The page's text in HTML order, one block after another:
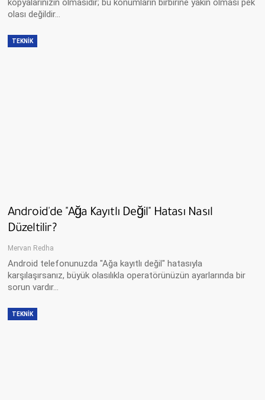
kopyalarınızın olmasıdır; bu konumların birbirine yakın olması pek
olası değildir…
TEKNIK
Android'de "Ağa Kayıtlı Değil" Hatası Nasıl
Düzeltilir?
Mervan Redha
Android telefonunuzda "Ağa kayıtlı değil" hatasıyla
karşılaşırsanız, büyük olasılıkla operatörünüzün ayarlarında bir
sorun vardır...
TEKNIK